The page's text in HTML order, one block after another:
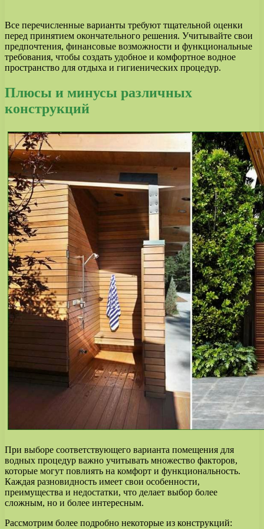
Все перечисленные варианты требуют тщательной оценки
перед принятием окончательного решения. Учитывайте свои
предпочтения, финансовые возможности и функциональные
требования, чтобы создать удобное и комфортное водное
пространство для отдыха и гигиенических процедур.
Плюсы и минусы различных
конструкций
При выборе соответствующего варианта помещения для
водных процедур важно учитывать множество факторов,
которые могут повлиять на комфорт и функциональность.
Каждая разновидность имеет свои особенности,
преимущества и недостатки, что делает выбор более
сложным, но и более интересным.
Рассмотрим более подробно некоторые из конструкций: